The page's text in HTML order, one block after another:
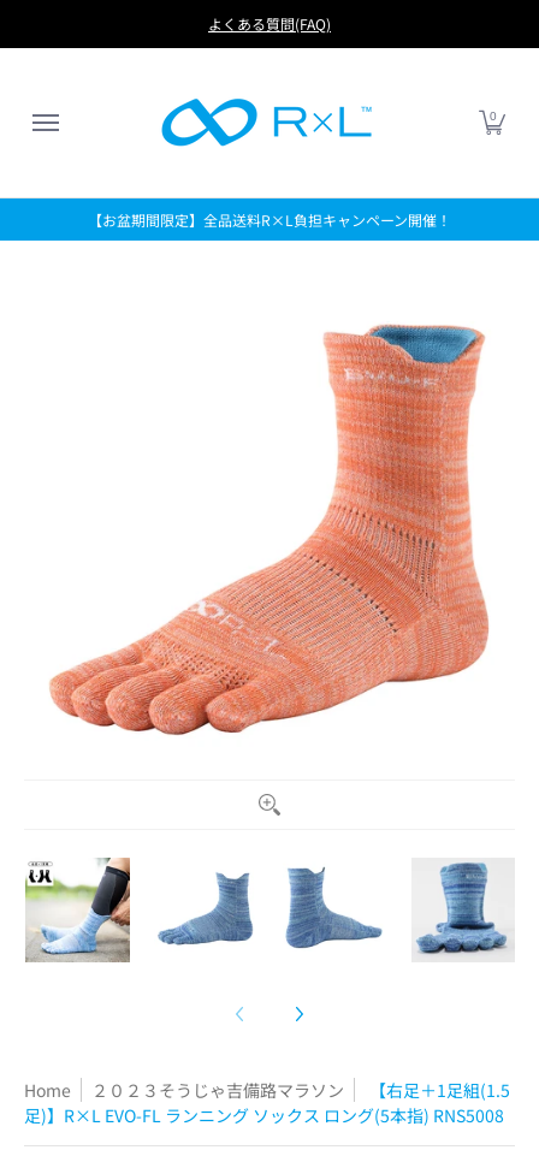
FOOTBALL LIFE
よくある質問(FAQ)
0
【お盆期間限定】全品送料R×L負担キャンペーン開催！
Home ２０２３そうじゃ吉備路マラソン
【右足＋1足組(1.5
足)】R×L EVO-FL ランニング ソックス ロング(5本指) RNS5008